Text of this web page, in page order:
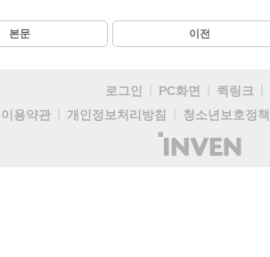
본문 이전
로그인 PC화면 퀵링크
이용약관
개인정보처리방침 청소년보호정책
(주)
인